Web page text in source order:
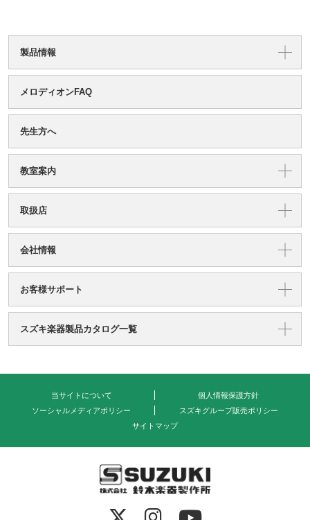
製品情報
メロディオンFAQ
先生方へ
教室案内
取扱店
会社情報
お客様サポート
スズキ楽器製品カタログ一覧
当サイトについて
個人情報保護方針
ソーシャルメディアポリシー
スズキグループ販売ポリシー
サイトマップ